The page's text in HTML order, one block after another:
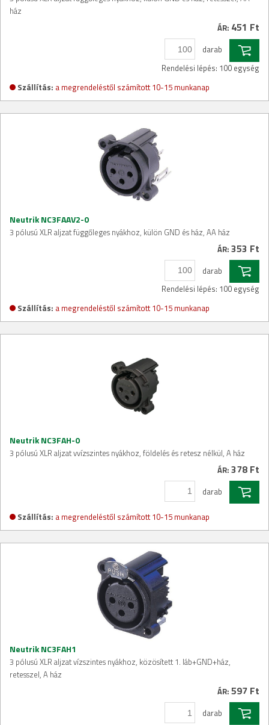
ház
ÁR: 451 Ft
darab
Rendelési lépés: 100 egység
Szállítás: a megrendeléstől számított 10-15 munkanap
Neutrik NC3FAAV2-0
3 pólusú XLR aljzat függőleges nyákhoz, külön GND és ház, AA ház
ÁR: 353 Ft
darab
Rendelési lépés: 100 egység
Szállítás: a megrendeléstől számított 10-15 munkanap
Neutrik NC3FAH-0
3 pólusú XLR aljzat vvízszintes nyákhoz, földelés és retesz nélkül, A ház
ÁR: 378 Ft
darab
Szállítás: a megrendeléstől számított 10-15 munkanap
Neutrik NC3FAH1
3 pólusú XLR aljzat vízszintes nyákhoz, közösített 1. láb+GND+ház,
retesszel, A ház
ÁR: 597 Ft
darab